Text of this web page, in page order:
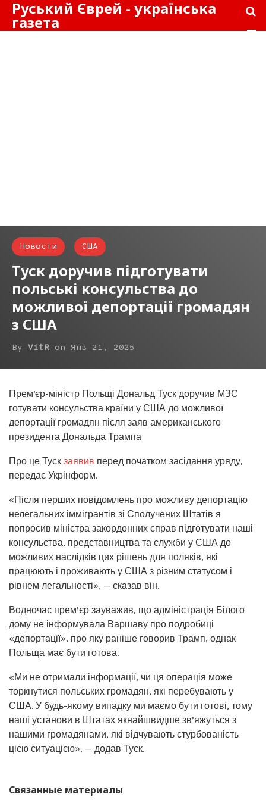
Руський Єврей - українська
газета
Новости США
Туск доручив підготувати
польські консульства до
можливої депортації громадян
з США
By VitR on Янв 21, 2025
Премʼєр-міністр Польщі Дональд Туск доручив МЗС
готувати консульства країни у США до можливої
депортації громадян після заяв американського
президента Дональда Трампа
Про це Туск заявив перед початком засідання уряду,
передає Укрінформ.
«Після перших повідомлень про можливу депортацію
нелегальних іммігрантів зі Сполучених Штатів я
попросив міністра закордонних справ підготувати наші
консульства, представництва та служби у США до
можливих наслідків цих рішень для поляків, які
працюють і проживають у США з різним статусом і
рівнем легальності», — сказав він.
Водночас прем’єр зауважив, що адміністрація Білого
дому не інформувала Варшаву про подробиці
«депортації», про яку раніше говорив Трамп, однак
Польща має бути готова.
«Ми не отримали інформації, чи ця операція може
торкнутися польських громадян, які перебувають у
США. У будь-якому випадку ми маємо бути готові, тому
наші установи в Штатах якнайшвидше зв’яжуться з
нашими громадянами, які відчувають стурбованість
цією ситуацією», — додав Туск.
Связанные материалы